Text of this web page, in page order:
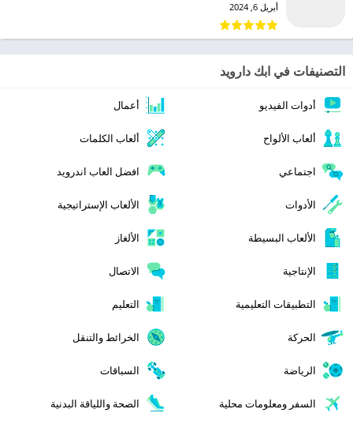
أبريل 6, 2024
التصنيفات في ابك دارويد
أدوات الفيديو أعمال
ألعاب الألواح ألعاب الكلمات
اجتماعي افضل العاب اندرويد
الأدوات الألعاب الإستراتيجية
الألعاب البسيطة الألغاز
الإنتاجية الاتصال
التطبيقات التعليمية التعليم
الحركة الخرائط والتنقل
الرياضة السباقات
السفر ومعلومات محلية الصحة واللياقة البدنية